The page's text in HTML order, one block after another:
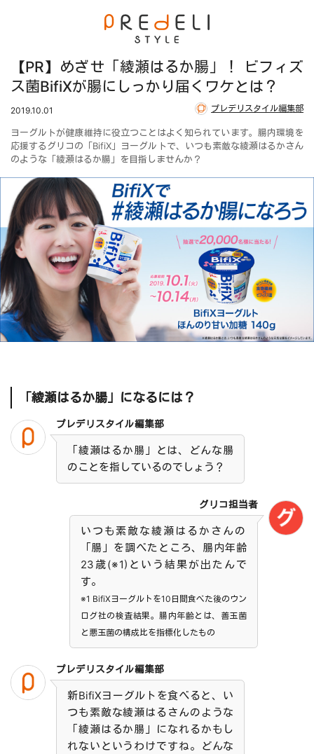
【PR】めざせ「綾瀬はるか腸」！ ビフィズ
ス菌BifiXが腸にしっかり届くワケとは？
2019.10.01 プレデリスタイル編集部
ヨーグルトが健康維持に役立つことはよく知られています。腸内環境を
応援するグリコの「BifiX」ヨーグルトで、いつも素敵な綾瀬はるかさん
のような「綾瀬はるか腸」を目指しませんか？
「綾瀬はるか腸」になるには？
プレデリスタイル編集部
「綾瀬はるか腸」とは、どんな腸
のことを指しているのでしょう？
グリコ担当者
いつも素敵な綾瀬はるかさんの
「腸」を調べたところ、腸内年齢
23歳(※1)という結果が出たんで
す。
※1 BifiXヨーグルトを10日間食べた後のウン
ログ社の検査結果。腸内年齢とは、善玉菌
と悪玉菌の構成比を指標化したもの
プレデリスタイル編集部
新BifiXヨーグルトを食べると、い
つも素敵な綾瀬はるさんのような
「綾瀬はるか腸」になれるかもし
れないというわけですね。どんな